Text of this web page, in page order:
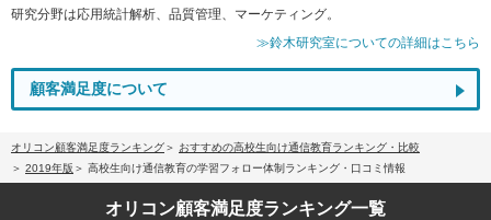
研究分野は応用統計解析、品質管理、マーケティング。
≫鈴木研究室についての詳細はこちら
顧客満足度について
オリコン顧客満足度ランキング
おすすめの高校生向け通信教育ランキング・比較
2019年版
高校生向け通信教育の学習フォロー体制ランキング・口コミ情報
オリコン顧客満足度ランキング一覧